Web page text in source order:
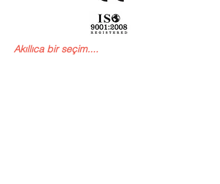
Akıllıca bir seçim....